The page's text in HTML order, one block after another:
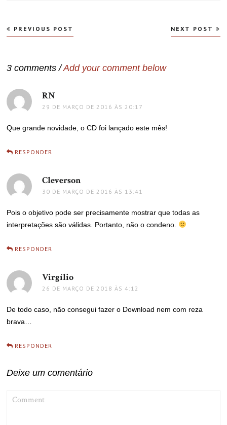
Navegação
de
PREVIOUS POST NEXT POST
3 comments /Add your comment below
RN
29 DE MARÇO DE 2016 ÀS 20:17
Que grande novidade, o CD foi lançado este mês!
RESPONDER
Cleverson
30 DE MARÇO DE 2016 ÀS 13:41
Pois o objetivo pode ser precisamente mostrar que todas as
interpretações são válidas. Portanto, não o condeno.
RESPONDER
Virgílio
26 DE MARÇO DE 2018 ÀS 4:12
De todo caso, não consegui fazer o Download nem com reza
brava…
RESPONDER
Deixe um comentário